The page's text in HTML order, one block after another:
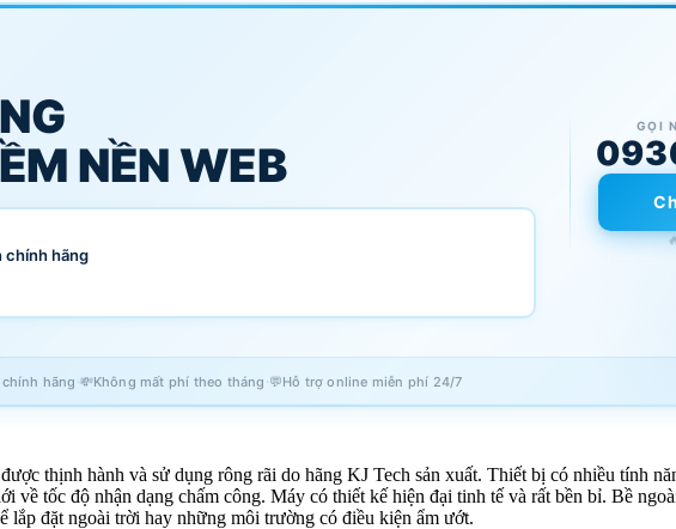
NỀN WEB
hãng
GỌI
hãng ·💸Không mất phí theo tháng ·💬Hỗ trợ online miễn phí 24/7
thịnh hành và sử dụng rông rãi do hãng KJ Tech sản xuất. Thiết bị có nhiều tính
về tốc độ nhận dạng chấm công. Máy có thiết kế hiện đại tinh tế và rất bền bỉ. Bề
lắp đặt ngoài trời hay những môi trường có điều kiện ẩm ướt.